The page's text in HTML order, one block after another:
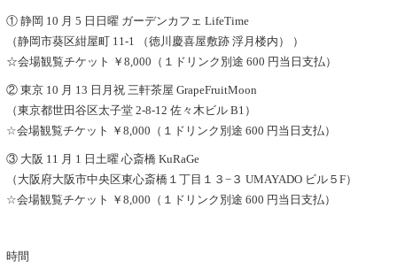
① 静岡 10 ⽉ 5 ⽇⽇曜 ガーデンカフェ LifeTime
（静岡市葵区紺屋町 11-1 （徳川慶喜屋敷跡 浮⽉楼内） ）
☆会場観覧チケット ￥8,000（１ドリンク別途 600 円当⽇⽀払）
② 東京 10 ⽉ 13 ⽇⽉祝 三軒茶屋 GrapeFruitMoon
（東京都世⽥⾕区太⼦堂 2-8-12 佐々⽊ビル B1）
☆会場観覧チケット ￥8,000（１ドリンク別途 600 円当⽇⽀払）
③ ⼤阪 11 ⽉ 1 ⽇⼟曜 ⼼斎橋 KuRaGe
（⼤阪府⼤阪市中央区東⼼斎橋１丁⽬１３−３ UMAYADO ビル５F）
☆会場観覧チケット ￥8,000（１ドリンク別途 600 円当⽇⽀払）
時間